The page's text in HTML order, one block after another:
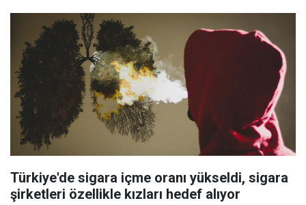
Türkiye'de sigara içme oranı yükseldi, sigara
şirketleri özellikle kızları hedef alıyor